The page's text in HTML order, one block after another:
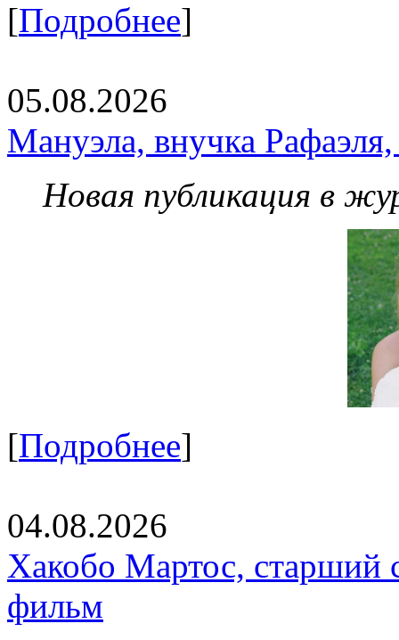
[Подробнее]
05.08.2026
Мануэла, внучка
Новая публикация в
[Подробнее]
04.08.2026
Хакобо Мартос, старший
фильм